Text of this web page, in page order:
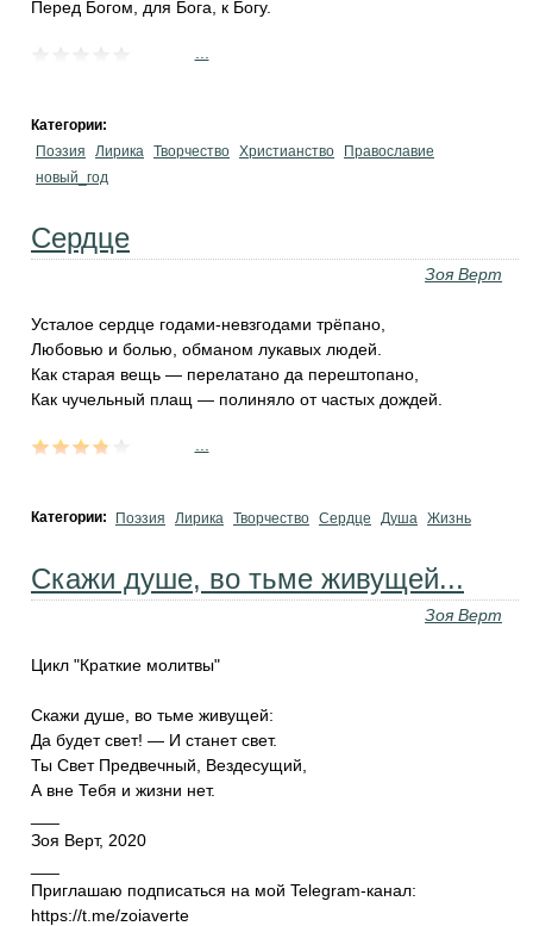
Перед Богом, для Бога, к Богу.
Категории:
Поэзия
Лирика Творчество Христианство
Православие
новый_год
Сердце
Зоя Верт
Усталое сердце годами-невзгодами трёпано,
Любовью и болью, обманом лукавых людей.
Как старая вещь — перелатано да перештопано,
Как чучельный плащ — полиняло от частых дождей.
Категории: Поэзия Лирика Творчество Сердце Душа Жизнь
Скажи душе, во тьме живущей...
Зоя Верт
Цикл "Краткие молитвы"
Скажи душе, во тьме живущей:
Да будет свет! — И станет свет.
Ты Свет Предвечный, Вездесущий,
А вне Тебя и жизни нет.
Зоя Верт, 2020
Приглашаю подписаться на мой Telegram-канал:
https://t.me/zoiaverte